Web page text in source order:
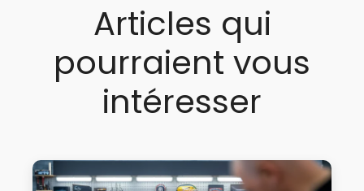
Articles qui
pourraient vous
intéresser